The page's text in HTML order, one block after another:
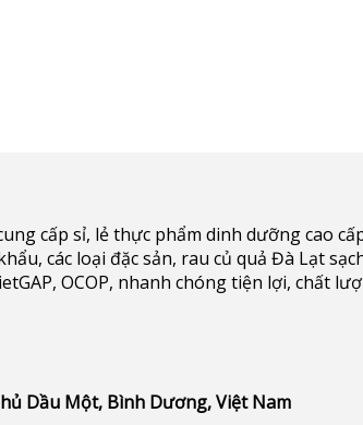
cấp sỉ, lẻ thực phẩm dinh dưỡng cao
các loại đặc sản, rau củ quả Đà Lạt
OCOP, nhanh chóng tiện lợi, chất
Dầu Một, Bình Dương, Việt Nam